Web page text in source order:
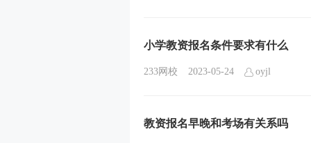
小学教资报名条件要求有什么
233网校 2023-05-24 oyjl
教资报名早晚和考场有关系吗